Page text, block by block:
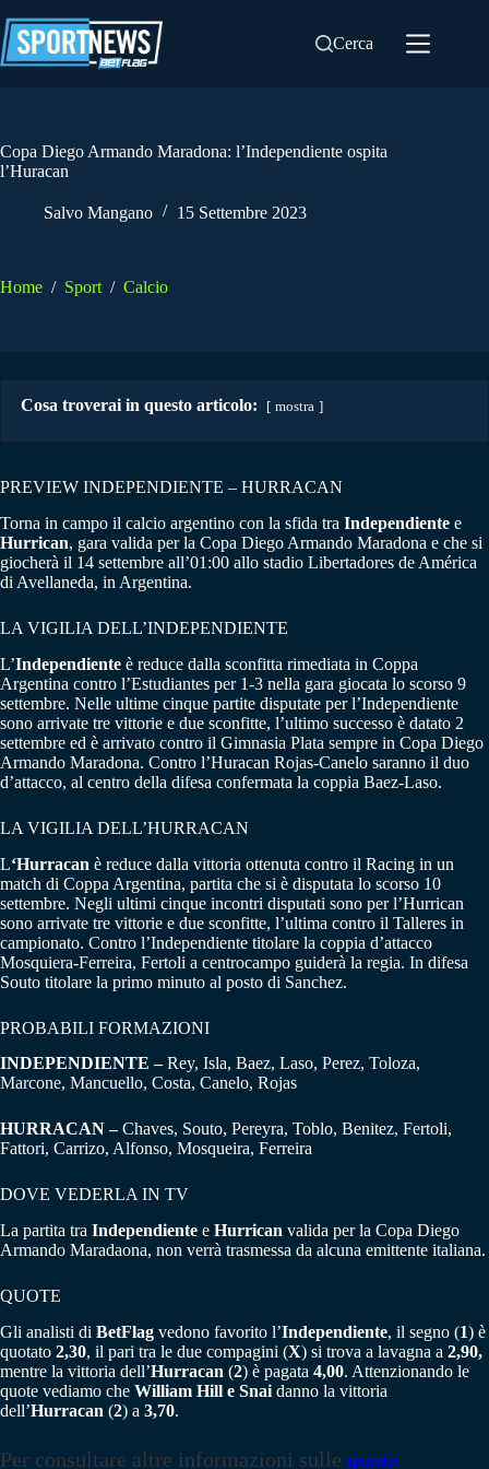
al
contenuto
Cerca
Copa Diego Armando Maradona: l’Independiente ospita
l’Huracan
Salvo Mangano 15 Settembre 2023
Home / Sport / Calcio
Cosa troverai in questo articolo: mostra
PREVIEW INDEPENDIENTE – HURRACAN
Torna in campo il calcio argentino con la sfida tra Independiente e
Hurrican, gara valida per la Copa Diego Armando Maradona e che si
giocherà il 14 settembre all’01:00 allo stadio Libertadores de América
di Avellaneda, in Argentina.
LA VIGILIA DELL’INDEPENDIENTE
L’Independiente è reduce dalla sconfitta rimediata in Coppa
Argentina contro l’Estudiantes per 1-3 nella gara giocata lo scorso 9
settembre. Nelle ultime cinque partite disputate per l’Independiente
sono arrivate tre vittorie e due sconfitte, l’ultimo successo è datato 2
settembre ed è arrivato contro il Gimnasia Plata sempre in Copa Diego
Armando Maradona. Contro l’Huracan Rojas-Canelo saranno il duo
d’attacco, al centro della difesa confermata la coppia Baez-Laso.
LA VIGILIA DELL’HURRACAN
L‘Hurracan è reduce dalla vittoria ottenuta contro il Racing in un
match di Coppa Argentina, partita che si è disputata lo scorso 10
settembre. Negli ultimi cinque incontri disputati sono per l’Hurrican
sono arrivate tre vittorie e due sconfitte, l’ultima contro il Talleres in
campionato. Contro l’Independiente titolare la coppia d’attacco
Mosquiera-Ferreira, Fertoli a centrocampo guiderà la regia. In difesa
Souto titolare la primo minuto al posto di Sanchez.
PROBABILI FORMAZIONI
INDEPENDIENTE –Rey, Isla, Baez, Laso, Perez, Toloza,
Marcone, Mancuello, Costa, Canelo, Rojas
HURRACAN –Chaves, Souto, Pereyra, Toblo, Benitez, Fertoli,
Fattori, Carrizo, Alfonso, Mosqueira, Ferreira
DOVE VEDERLA IN TV
La partita tra Independiente e Hurrican valida per la Copa Diego
Armando Maradaona, non verrà trasmessa da alcuna emittente italiana.
QUOTE
Gli analisti di BetFlag vedono favorito l’Independiente, il segno (1) è
quotato 2,30, il pari tra le due compagini (X) si trova a lavagna a 2,90,
mentre la vittoria dell’Hurracan (2) è pagata 4,00. Attenzionando le
quote vediamo che William Hill e Snai danno la vittoria
dell’Hurracan (2) a 3,70.
Per consultare altre informazioni sulle quote